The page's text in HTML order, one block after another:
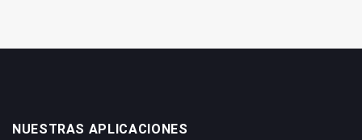
NUESTRAS APLICACIONES